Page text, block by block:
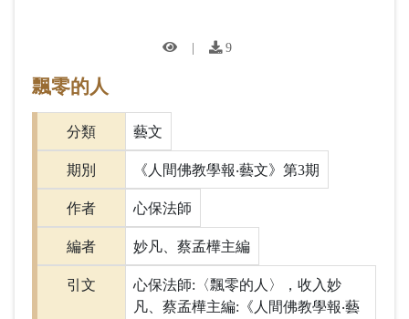
| 9
飄零的人
分類 藝文
期別 《人間佛教學報‧藝文》第3期
作者 心保法師
編者 妙凡、蔡孟樺主編
引文
心保法師:〈飄零的人〉，收入妙
凡、蔡孟樺主編:《人間佛教學報‧藝